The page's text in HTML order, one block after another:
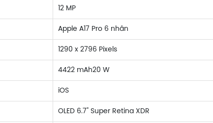
12 MP
Apple A17 Pro 6 nhân
1290 x 2796 Pixels
4422 mAh20 W
iOS
OLED 6.7" Super Retina XDR